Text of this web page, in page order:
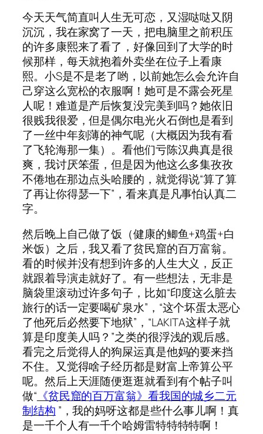
今天天气简直叫人生无可恋，又湿哒哒又阴
沉沉，我在家窝了一天，把电脑里之前积压
的许多康熙来了看了，好像回到了大学的时
候那样，每天就抱着外卖坐在位子上看康
熙。小S是不是老了哟，以前她怎么会允许自
己穿这么宽松的衣服啊！她可是不露会死星
人呢！难道是产后恢复没完美到吗？她依旧
很贱我很爱，但是偶尔电光火石倒也是看到
了一丝中年刻薄的神气呢（大概因为我有看
了飞轮海那一集）。看他们亏陈汉典真是很
爽，我讨厌笨蛋，但是因为他这么多集孜孜
不倦地在那边点头哈腰的，就觉得说“算了算
了再让你得瑟一下”，看来真是凡事怕认真二
字。
然后晚上自己做了饭（健康的鲫鱼+鸡蛋+白
米饭）之后，我又看了贫民窟的百万富翁。
看的时候并没有想到许多的人生大义，反正
就跟着导演走就好了。有一些想法，无非是
脑袋里滚动过许多句子，比如“印度这么脏去
旅行的话一定要喝矿泉水”，“这个坏蛋太恶心
了他死后必然要下地狱”，“LAKITA这样子就
算是印度美人吗？”之类的很浮浅的观后感。
看完之后觉得人的狗屎运真是他妈的要来挡
不住。又觉得啥子经历都是财富上帝算公平
呢。然后上天涯随便逛逛就看到有个帖子叫
做“ 《贫民窟的百万富翁》看我国的城乡二元
制结构 ”，我的妈呀这都是些什么事儿啊！真
是一千个人有一千个哈姆雷特特特特啊！